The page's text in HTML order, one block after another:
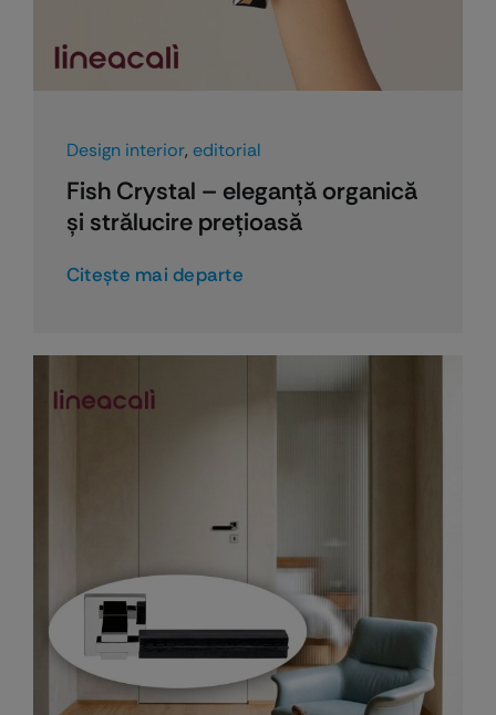
Design interior, editorial
Fish Crystal – eleganță organică
și strălucire prețioasă
Citeşte mai departe